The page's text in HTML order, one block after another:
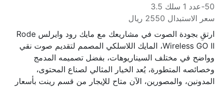
50-عدد 1 سلك 3.5
سعر الاستبدال 2550 ريال
ارتقِ بجودة الصوت في مشاريعك مع مايك رود وايرلس Rode
Wireless GO II، المايك اللاسلكي المصمم لتقديم صوت نقي
وواضح في مختلف السيناريوهات، بفضل تصميمه المدمج
وخصائصه المتطورة، يُعد الخيار المثالي لصناع المحتوى،
المدونين، والمصورين، الآن متاح للإيجار من قسم رينت بأسعار